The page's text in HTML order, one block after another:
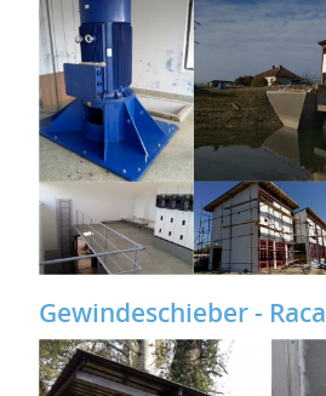
Gewindeschieber - Raca